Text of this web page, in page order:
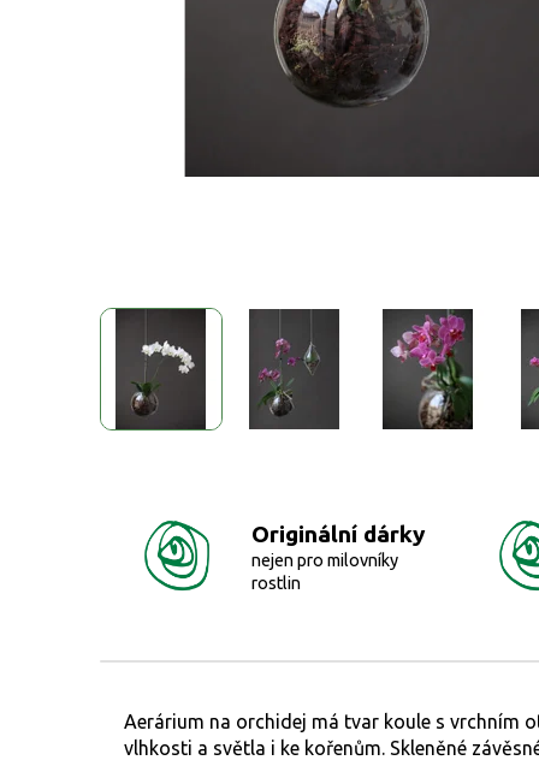
Originální dárky
nejen pro milovníky
rostlin
Aerárium na orchidej má tvar koule s vrchním
vlhkosti a světla i ke kořenům. Skleněné